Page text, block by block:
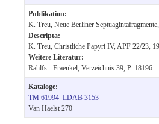
Publikation:
K. Treu, Neue Berliner
Descripta:
K. Treu, Christliche Papyri IV, APF 22/23,
Weitere Literatur:
Rahlfs - Fraenkel, Verzeichnis 39, P. 18196.
Kataloge:
TM 61994 LDAB 3153
Van Haelst 270